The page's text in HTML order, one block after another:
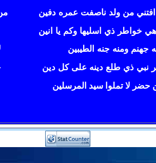
افتني من ولد ناصفت عمره دفين
خواطر ذي اسليها وكم يا انين
جهنم ومنه جنه الطيبين
نبي ذي طلع دينه على كل دين
حضر لا تملوا سيد المرسلين